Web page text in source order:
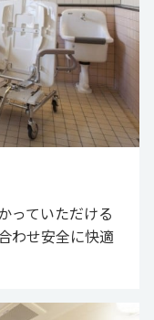
っていただける
わせ安全に快適